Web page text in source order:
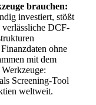
brauchen:
investiert, stößt
DCF-
ohne
mit dem
Screening-Tool
weltweit.